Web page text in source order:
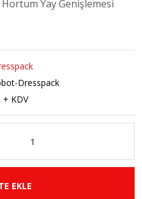
Yay Genişlemesi
Dresspack
+ KDV
EKLE